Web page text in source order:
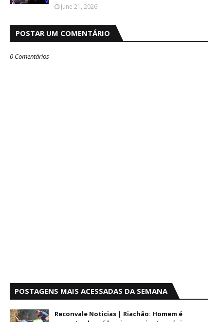
June 21, 2026
POSTAR UM COMENTÁRIO
0 Comentários
POSTAGENS MAIS ACESSADAS DA SEMANA
Reconvale Noticias | Riachão: Homem é